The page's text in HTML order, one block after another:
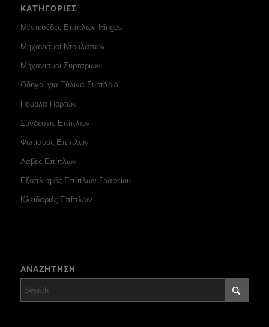
ΚΑΤΗΓΟΡΙΕΣ
Μεντεσέδες Επίπλων Hinges
Μηχανισμοί Ντουλαπών
Μηχανισμοί Συρταριών
Οδηγοί για Ξύλινα Συρτάρια
Πόμολα Πορτών
Συνδέσεις Επίπλων
Φωτισμός Επίπλων
Λαβές Επίπλων
Εξοπλισμός Επίπλων Γραφείου
Κλειδαριές Επίπλων
ΑΝΑΖΗΤΗΣΗ